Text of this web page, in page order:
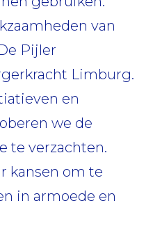
van
Pijler
Limburg.
en
we de
te verzachten.
kansen om te
in armoede en